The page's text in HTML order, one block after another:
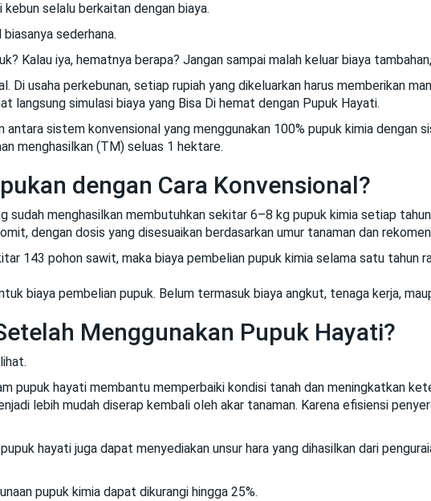
selalu berkaitan dengan biaya.
sederhana.
Kalau iya, hematnya berapa? Jangan sampai malah keluar biaya
Di usaha perkebunan, setiap rupiah yang dikeluarkan harus memberikan
langsung simulasi biaya yang Bisa Di hemat dengan Pupuk Hayati.
antara sistem konvensional yang menggunakan 100% pupuk kimia dengan
menghasilkan (TM) seluas 1 hektare.
dengan Cara Konvensional?
sudah menghasilkan membutuhkan sekitar 6–8 kg pupuk kimia setiap
dengan dosis yang disesuaikan berdasarkan umur tanaman dan
143 pohon sawit, maka biaya pembelian pupuk kimia selama satu tahun
biaya pembelian pupuk. Belum termasuk biaya angkut, tenaga kerja,
Menggunakan Pupuk Hayati?
pupuk hayati membantu memperbaiki kondisi tanah dan meningkatkan
lebih mudah diserap kembali oleh akar tanaman. Karena efisiensi
hayati juga dapat menyediakan unsur hara yang dihasilkan dari
pupuk kimia dapat dikurangi hingga 25%.